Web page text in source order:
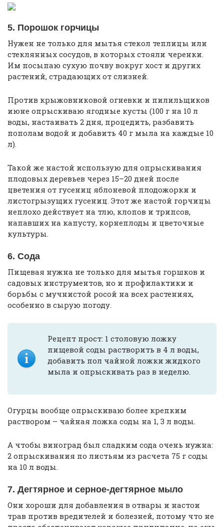
5. Порошок горчицы
Нужен не только для мытья стекол теплицы или
стеклянных сосудов, в которых стояли черенки.
Им посыпаю сухую почву вокруг хост и других
растений, страдающих от слизней.
Против крыжовниковой огневки и пилильщиков
июне опрыскиваю ягодные кусты (100 г на 10 л
воды, настаивать 2 дня, процедить, разбавить
пополам водой и добавить 40 г мыла на каждые 10
л).
Такой же настой использую для опрыскивания
плодовых деревьев через 15–20 дней после
цветения от гусениц яблоневой плодожорки и
листогрызущих гусениц. Этот же настой горчицы
неплохо действует на тлю, клопов и трипсов,
напавших на капусту, корнеплоды и цветочные
культуры.
6. Сода
Пищевая нужна не только для мытья горшков и
садовых инструментов, но и профилактики и
борьбы с мучнистой росой на всех растениях,
особенно в сырую погоду.
Рецепт прост: 1 столовую ложку
пищевой соды растворить в 4 л воды,
добавить пол чайной ложки жидкого
мыла и опрыскивать раз в неделю.
Огурцы вообще опрыскиваю более крепким
раствором – чайная ложка соды на 1, 3 л воды.
А чтобы виноград был сладким сода очень нужна:
2 опрыскивания по листьям из расчета 75 г соды
на 10 л воды.
7. Дегтярное и серное-дегтярное мыло
Они хороши для добавления в отвары и настои
трав против вредителей и болезней, потому что не